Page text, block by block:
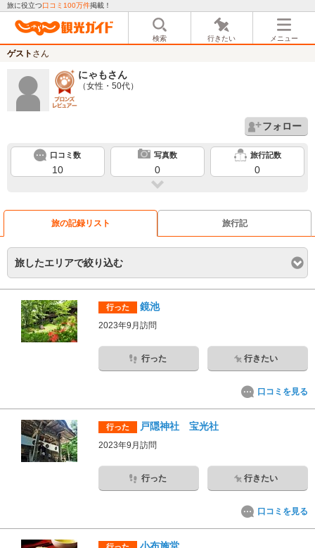
旅に役立つ口コミ100万件掲載！
検索 行きたい メニュー
ゲスト さん
にゃもさん
（女性・50代）
フォロー
口コミ数
10
写真数
0
旅行記数
0
旅の記録リスト 旅行記
旅したエリアで絞り込む
行った 鏡池
2023年9月訪問
行った 行きたい
口コミを見る
行った 戸隠神社 宝光社
2023年9月訪問
行った 行きたい
口コミを見る